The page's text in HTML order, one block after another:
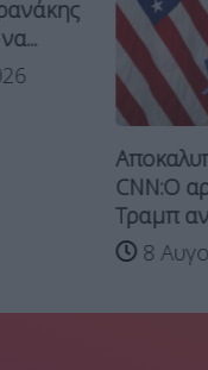
CNN:Ο
Τραμπ
8